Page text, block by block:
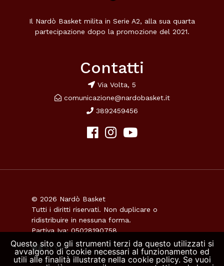
Il Nardò Basket milita in Serie A2, alla sua quarta
partecipazione dopo la promozione del 2021.
Contatti
Via Volta, 5
comunicazione@nardobasket.it
3892459456
© 2026 Nardò Basket
Tutti i diritti riservati. Non duplicare o
ridistribuire in nessuna forma.
Partiva Iva: 05028190758
Questo sito o gli strumenti terzi da questo utilizzati si
avvalgono di cookie necessari al funzionamento ed
utili alle finalità illustrate nella cookie policy. Se vuoi